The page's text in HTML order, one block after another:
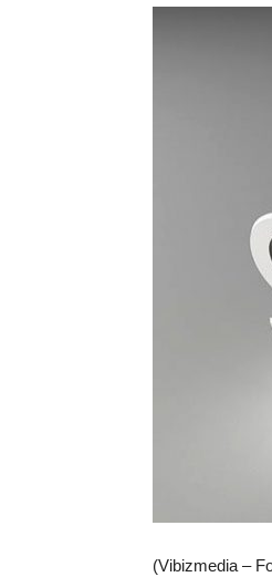
(Vibizmedia –